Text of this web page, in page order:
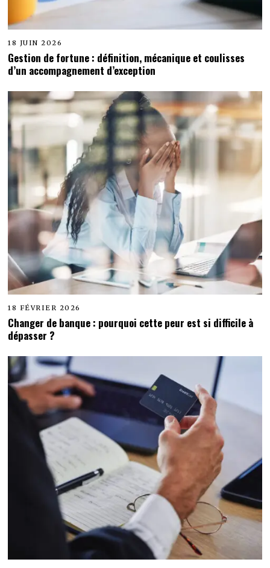
18 JUIN 2026
Gestion de fortune : définition, mécanique et coulisses
d’un accompagnement d’exception
18 FÉVRIER 2026
Changer de banque : pourquoi cette peur est si difficile à
dépasser ?